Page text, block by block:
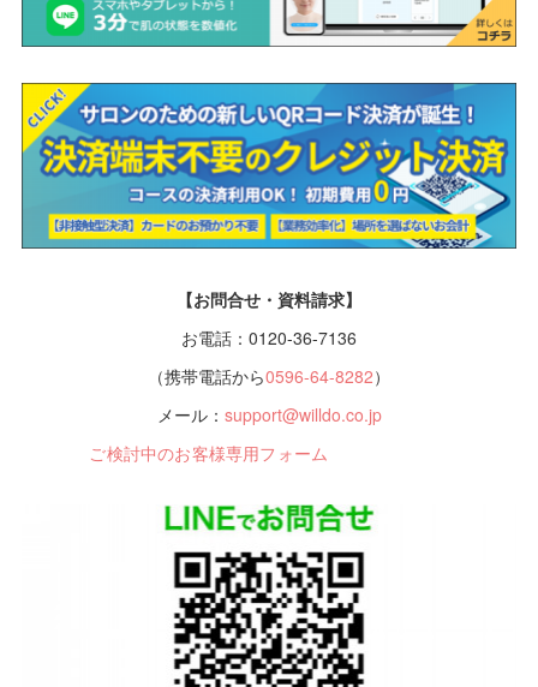
【お問合せ・資料請求】
お電話：0120-36-7136
（携帯電話から0596-64-8282）
メール： support@willdo.co.jp
ご検討中のお客様専用フォーム